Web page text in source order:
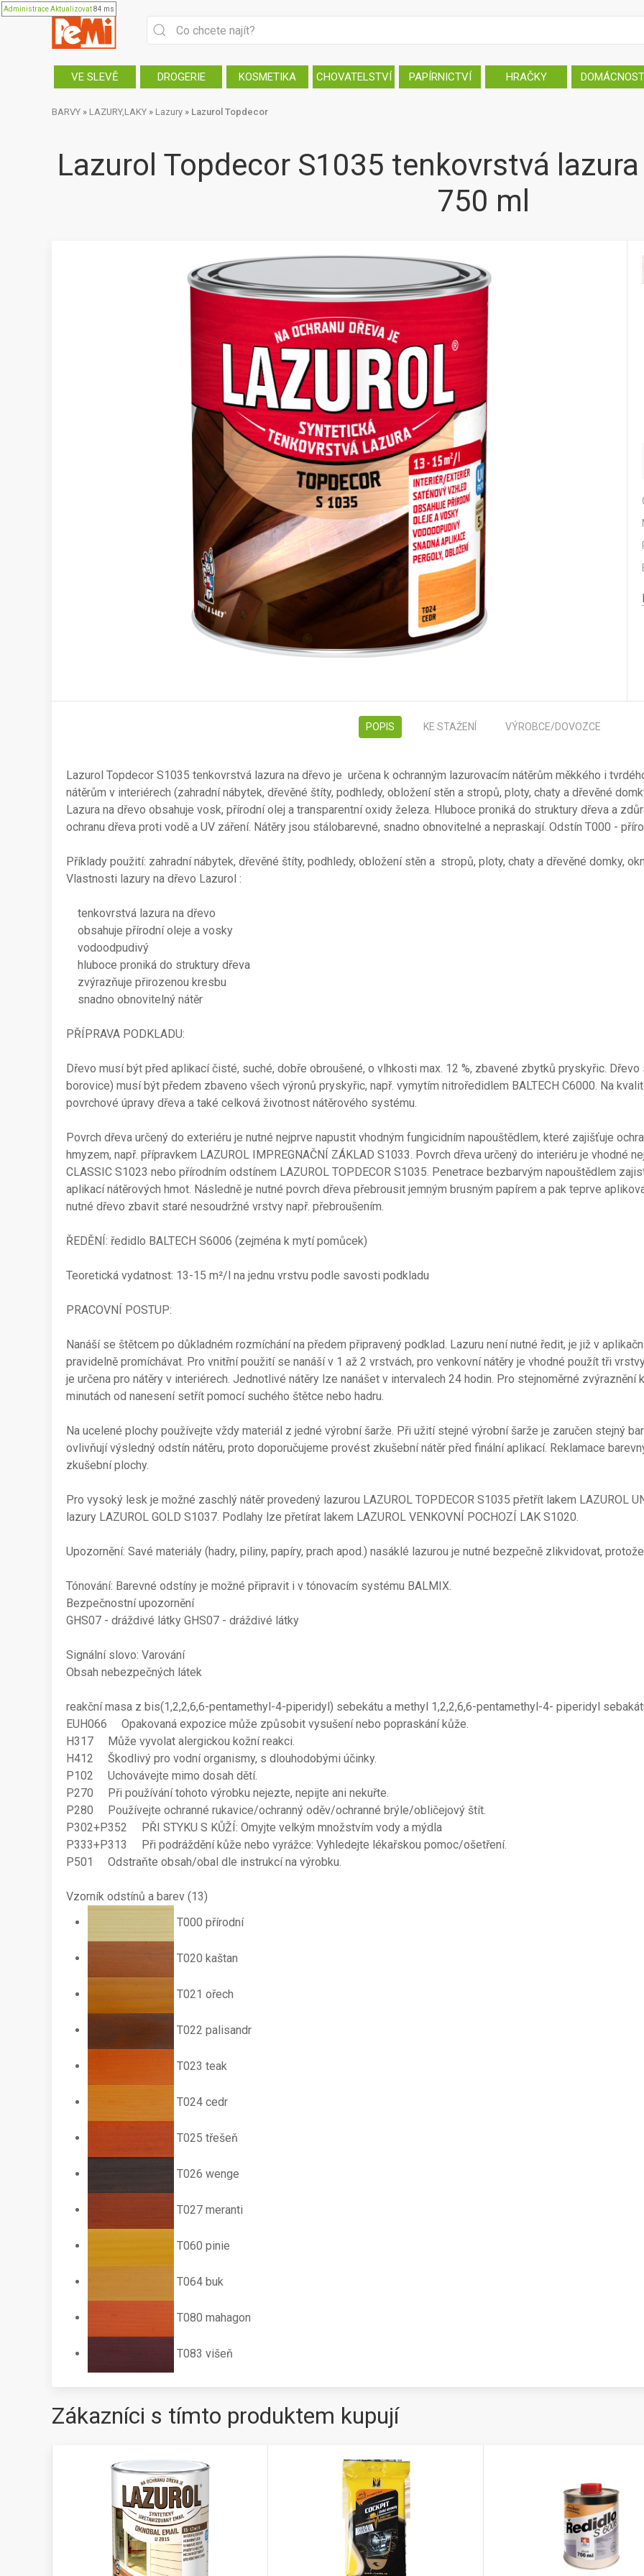
AdministraceAktualizovat84 ms
VE SLEVĚ DROGERIE KOSMETIKA CHOVATELSTVÍ PAPÍRNICTVÍ HRAČKY DOMÁCNOST
BARVY » LAZURY,LAKY » Lazury » Lazurol Topdecor
Lazurol Topdecor S1035 tenkovrstvá
750 ml
POPIS KE STAŽENÍ VÝROBCE/DOVOZCE
Lazurol Topdecor S1035 tenkovrstvá lazura na dřevo je určena k ochranným lazurovacím nátěrům měkkého i
nátěrům v interiérech (zahradní nábytek, dřevěné štíty, podhledy, obložení stěn a stropů, ploty, chaty a dřevěné
Lazura na dřevo obsahuje vosk, přírodní olej a transparentní oxidy železa. Hluboce proniká do struktury dřeva a
ochranu dřeva proti vodě a UV záření. Nátěry jsou stálobarevné, snadno obnovitelné a nepraskají. Odstín T000 -
Příklady použití: zahradní nábytek, dřevěné štíty, podhledy, obložení stěn a stropů, ploty, chaty a dřevěné domky,
Vlastnosti lazury na dřevo Lazurol :
tenkovrstvá lazura na dřevo
obsahuje přírodní oleje a vosky
vodoodpudivý
hluboce proniká do struktury dřeva
zvýrazňuje přirozenou kresbu
snadno obnovitelný nátěr
PŘÍPRAVA PODKLADU:
Dřevo musí být před aplikací čisté, suché, dobře obroušené, o vlhkosti max. 12 %, zbavené zbytků pryskyřic.
borovice) musí být předem zbaveno všech výronů pryskyřic, např. vymytím nitroředidlem BALTECH C6000. Na
povrchové úpravy dřeva a také celková životnost nátěrového systému.
Povrch dřeva určený do exteriéru je nutné nejprve napustit vhodným fungicidním napouštědlem, které zajišťuje
hmyzem, např. přípravkem LAZUROL IMPREGNAČNÍ ZÁKLAD S1033. Povrch dřeva určený do interiéru je vhodné
CLASSIC S1023 nebo přírodním odstínem LAZUROL TOPDECOR S1035. Penetrace bezbarvým napouštědlem
aplikací nátěrových hmot. Následně je nutné povrch dřeva přebrousit jemným brusným papírem a pak teprve
nutné dřevo zbavit staré nesoudržné vrstvy např. přebroušením.
ŘEDĚNÍ: ředidlo BALTECH S6006 (zejména k mytí pomůcek)
Teoretická vydatnost: 13-15 m²/l na jednu vrstvu podle savosti podkladu
PRACOVNÍ POSTUP:
Nanáší se štětcem po důkladném rozmíchání na předem připravený podklad. Lazuru není nutné ředit, je již v
pravidelně promíchávat. Pro vnitřní použití se nanáší v 1 až 2 vrstvách, pro venkovní nátěry je vhodné použít tři
je určena pro nátěry v interiérech. Jednotlivé nátěry lze nanášet v intervalech 24 hodin. Pro stejnoměrné
minutách od nanesení setřít pomocí suchého štětce nebo hadru.
Na ucelené plochy používejte vždy materiál z jedné výrobní šarže. Při užití stejné výrobní šarže je zaručen stejný
ovlivňují výsledný odstín nátěru, proto doporučujeme provést zkušební nátěr před finální aplikací. Reklamace
zkušební plochy.
Pro vysoký lesk je možné zaschlý nátěr provedený lazurou LAZUROL TOPDECOR S1035 přetřít lakem LAZUROL
lazury LAZUROL GOLD S1037. Podlahy lze přetírat lakem LAZUROL VENKOVNÍ POCHOZÍ LAK S1020.
Upozornění: Savé materiály (hadry, piliny, papíry, prach apod.) nasáklé lazurou je nutné bezpečně zlikvidovat,
Tónování: Barevné odstíny je možné připravit i v tónovacím systému BALMIX.
Bezpečnostní upozornění
GHS07 - dráždivé látky GHS07 - dráždivé látky
Signální slovo: Varování
Obsah nebezpečných látek
reakční masa z bis(1,2,2,6,6-pentamethyl-4-piperidyl) sebekátu a methyl 1,2,2,6,6-pentamethyl-4- piperidyl
EUH066 Opakovaná expozice může způsobit vysušení nebo popraskání kůže.
H317 Může vyvolat alergickou kožní reakci.
H412 Škodlivý pro vodní organismy, s dlouhodobými účinky.
P102 Uchovávejte mimo dosah dětí.
P270 Při používání tohoto výrobku nejezte, nepijte ani nekuřte.
P280 Používejte ochranné rukavice/ochranný oděv/ochranné brýle/obličejový štít.
P302+P352 PŘI STYKU S KŮŽÍ: Omyjte velkým množstvím vody a mýdla
P333+P313 Při podráždění kůže nebo vyrážce: Vyhledejte lékařskou pomoc/ošetření.
P501 Odstraňte obsah/obal dle instrukcí na výrobku.
Vzorník odstínů a barev (13)
T000 přírodní
T020 kaštan
T021 ořech
T022 palisandr
T023 teak
T024 cedr
T025 třešeň
T026 wenge
T027 meranti
T060 pinie
T064 buk
T080 mahagon
T083 višeň
Zákazníci s tímto produktem kupují